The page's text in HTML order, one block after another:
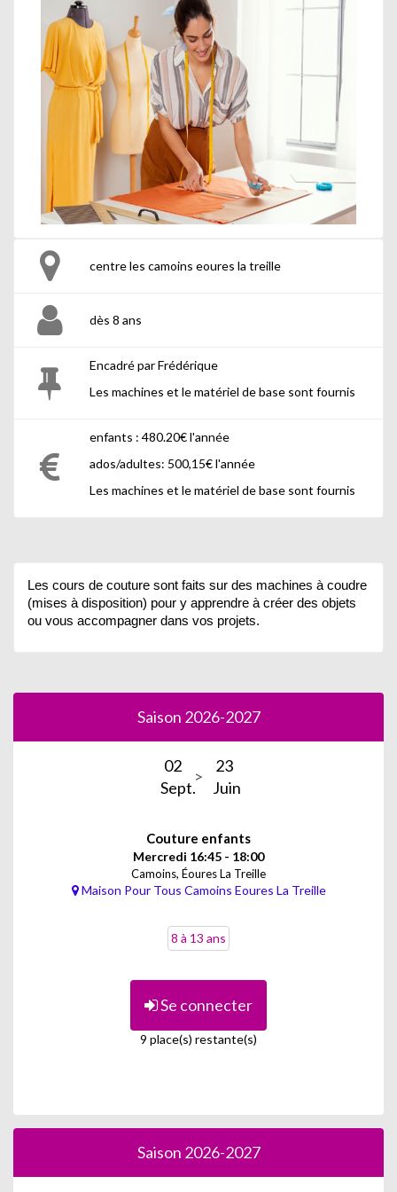
centre les camoins eoures la treille
dès 8 ans
Encadré par Frédérique
Les machines et le matériel de base sont fournis
enfants : 480.20€ l'année
ados/adultes: 500,15€ l'année
Les machines et le matériel de base sont fournis
Les cours de couture sont faits sur des machines à coudre
(mises à disposition) pour y apprendre à créer des objets
ou vous accompagner dans vos projets.
Saison 2026-2027
02
Sept.
23
Juin
Couture enfants
Mercredi 16:45 - 18:00
Camoins, Éoures La Treille
Maison Pour Tous Camoins Eoures La Treille
8 à 13 ans
Se connecter
9 place(s) restante(s)
Saison 2026-2027